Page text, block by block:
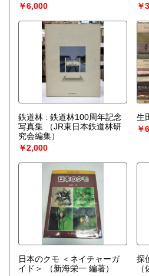
￥6,000
￥
鉄道林 : 鉄道林100周年記念
写真集
（JR東日本鉄道林研
究会編集）
￥2,000
生
￥
日本のクモ ＜ネイチャーガ
イド＞
（新海栄一 編著）
探